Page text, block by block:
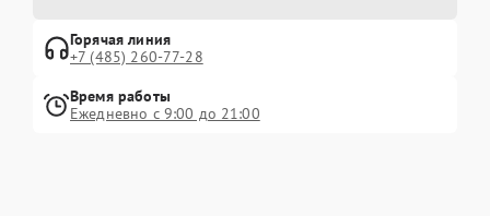
Горячая линия
+7 (485) 260-77-28
Время работы
Ежедневно с 9:00 до 21:00